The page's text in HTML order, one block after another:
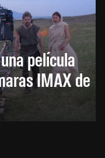
película
IMAX de